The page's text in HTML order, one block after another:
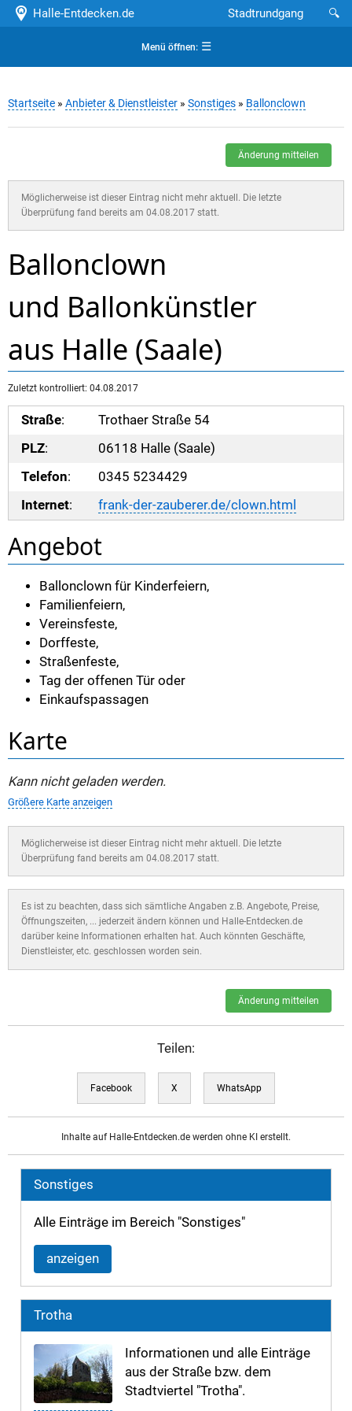
Halle-Entdecken.de 🔍
Stadtrundgang
Menü öffnen:☰
Startseite » Anbieter & Dienstleister » Sonstiges » Ballonclown
Änderung mitteilen
Möglicherweise ist dieser Eintrag nicht mehr aktuell. Die letzte
Überprüfung fand bereits am 04.08.2017 statt.
Ballonclown
und Ballonkünstler
aus Halle (Saale)
Zuletzt kontrolliert: 04.08.2017
Straße:
Trothaer Straße 54
PLZ:
06118 Halle (Saale)
Telefon:
0345 5234429
Internet: frank-der-zauberer.de/clown.html
Angebot
Ballonclown für Kinderfeiern,
Familienfeiern,
Vereinsfeste,
Dorffeste,
Straßenfeste,
Tag der offenen Tür oder
Einkaufspassagen
Karte
Kann nicht geladen werden.
Größere Karte anzeigen
Möglicherweise ist dieser Eintrag nicht mehr aktuell. Die letzte
Überprüfung fand bereits am 04.08.2017 statt.
Es ist zu beachten, dass sich sämtliche Angaben z.B. Angebote, Preise,
Öffnungszeiten, ... jederzeit ändern können und Halle-Entdecken.de
darüber keine Informationen erhalten hat. Auch könnten Geschäfte,
Dienstleister, etc. geschlossen worden sein.
Änderung mitteilen
Teilen:
Facebook X WhatsApp
Inhalte auf Halle-Entdecken.de werden ohne KI erstellt.
Sonstiges
Alle Einträge im Bereich "Sonstiges"
anzeigen
Trotha
Informationen und alle Einträge
aus der Straße bzw. dem
Stadtviertel "Trotha".